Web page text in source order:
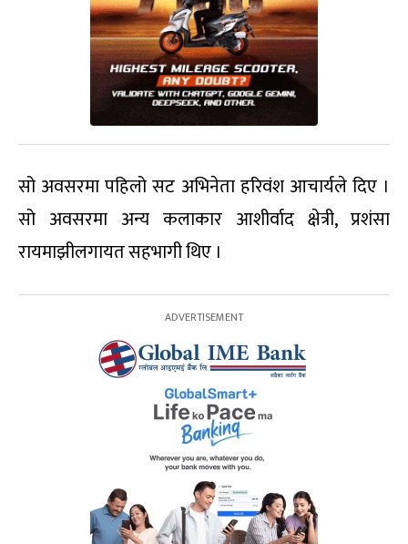
सो अवसरमा पहिलो सट अभिनेता हरिवंश आचार्यले दिए ।
सो अवसरमा अन्य कलाकार आशीर्वाद क्षेत्री, प्रशंसा
रायमाझीलगायत सहभागी थिए ।